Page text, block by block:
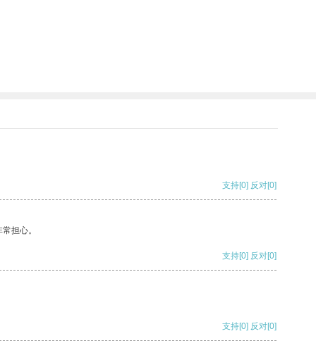
支持[0] 反对[0]
担心。
支持[0] 反对[0]
支持[0] 反对[0]